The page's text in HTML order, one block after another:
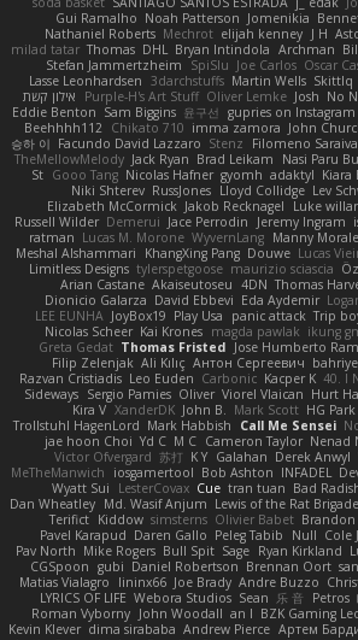
Gui Ramalho Noah Patterson Jomenikia
Nathaniel Roberts Mechrot elijah kenney J H
milad tatar Thomas DHL Bryan Intindola Archman
Stefan Jammertzheim
SpiSlu Joe Carlos Oscar
Lasse Leonhardsen
3darchstuffs Martin Wells Skittlq
אילון קשת
Purple-H's Art Stuff Oliver Lemke Josh No
Eddie Benton Sam Biggins 윤구선 gupries on Instagram
Beehhhh112
Chikato 710 imma zamora John
승하 이 Facundo David Lazzaro Stenz Filomeno Saraiva
TheMellowMelody Jack Ryan Brad Leikam Nasi Paru
St Gooo Tang Nicolas Hafner gyomh adaktyl Kiara
Niki Shterev RussJones Lloyd Collidge Lev
Elizabeth McCormick Jakob Recknagel Luke
Russell Wilder Demerui Jace Perrodin Jeremy Ingram
ratman Lucas M. Morone WyvernLang Manny
Meshal Alshammari
KhangXing Pang Douwe Lucas
Limitless Designs tylerspetgoose maurizio sciascia
Arian Castane Akaiseutoseu 4DN Thomas
Dionicio Galarza David Ebbevi Eda Aydemir
LEE EUNHA JoyBox19 Play Usa panic attack Trip
Nicolas Scheer Kai Krones magda pawlak ikung
Greta Gedat Thomas Fristed Jose Humberto
Filip Zelenjak Ali Kılıç Антон Сергеевич
Razvan Cristiadis Leo Euden Carbonic Kacper K 40. I
Sideways Sergio Pamies Oliver Viorel Vlaican Hurt
Kira V XanderDK John B. Mark Scott HG Park
Trollstuhl HagenLord Mark Habbish Call Me Sensei
jae hoon Choi Yd C M C Cameron Taylor Nenad
Victor Ofvergard 苏打 K Y Galahan Derek Anwyl
MeTheManwich
iosgamertool Bob Ashton INFADEL
Wyatt Sui
LesterCovax Cue tran tuan Bad
Dan Wheatley Md. Wasif Anjum Lewis of the Rat Brigade
Terifict Kiddow simsterns Olivier Babet
Pavel Karapud Daren Gallo Peleg Tabib Null Cole
Pav North Mike Rogers Bull Spit Sage Ryan Kirkland
CGSpoon gubi Daniel Robertson Brennan Oort
Matias Vialagro
lininx66 Joe Brady Andre Buzzo
LYRICS OF LIFE Webora Studios Sean 乐 音 Petros
Roman Vyborny John Woodall an l BZK Gaming
Kevin Klever dima sirababa Andrew Pierce Артем